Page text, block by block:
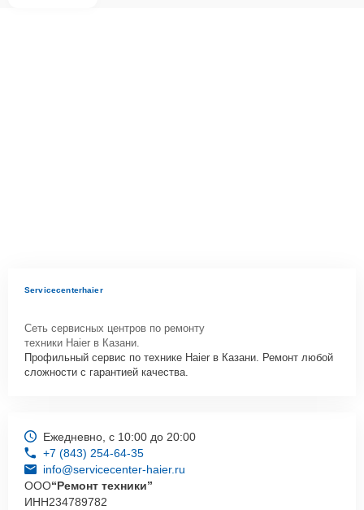
Servicecenterhaier
Сеть сервисных центров по ремонту
техники Haier в Казани.
Профильный сервис по технике Haier в Казани. Ремонт любой
сложности с гарантией качества.
Ежедневно, с 10:00 до 20:00
+7 (843) 254-64-35
info@servicecenter-haier.ru
ООО“Ремонт техники”
ИНН234789782